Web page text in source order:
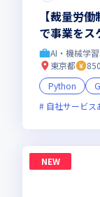
【裁量労
で事業を
AI・機械学
東京都
Python
自社サービス
NEW